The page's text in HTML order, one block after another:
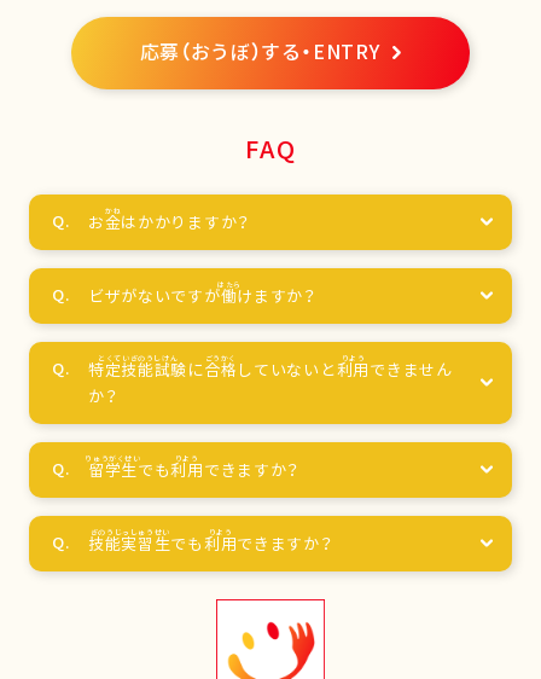
応募（おうぼ）する・ENTRY
FAQ
お金はかかりますか？
ビザがないですが働けますか？
特定技能試験に合格 していないと利用 できません
か？
留学生でも利用 できますか？
技能実習生でも利用できますか？